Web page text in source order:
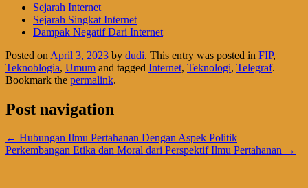
Sejarah Internet
Sejarah Singkat Internet
Dampak Negatif Dari Internet
Posted on April 3, 2023 by dudi. This entry was posted in FIP,
Teknoblogia, Umum and tagged Internet, Teknologi, Telegraf.
Bookmark the permalink.
Post navigation
← Hubungan Ilmu Pertahanan Dengan Aspek Politik
Perkembangan Etika dan Moral dari Perspektif Ilmu Pertahanan →